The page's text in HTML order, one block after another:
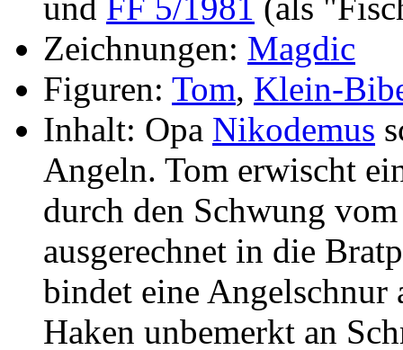
Zeichnungen: Magdic
Figuren: Tom, Klein-
Inhalt: Opa Nikodemus
Angeln. Tom erwischt
durch den Schwung
ausgerechnet in die
bindet eine Angelschnur
Haken unbemerkt an